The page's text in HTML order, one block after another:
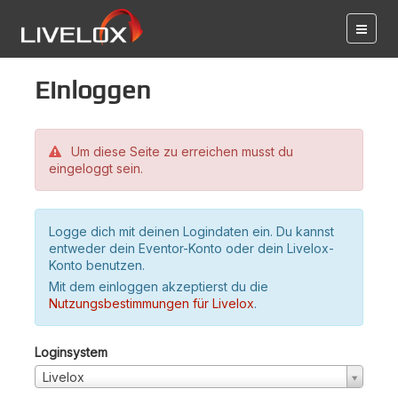
Einloggen
Um diese Seite zu erreichen musst du
eingeloggt sein.
Logge dich mit deinen Logindaten ein. Du kannst
entweder dein Eventor-Konto oder dein Livelox-
Konto benutzen.
Mit dem einloggen akzeptierst du die
Nutzungsbestimmungen für Livelox.
Loginsystem
Livelox